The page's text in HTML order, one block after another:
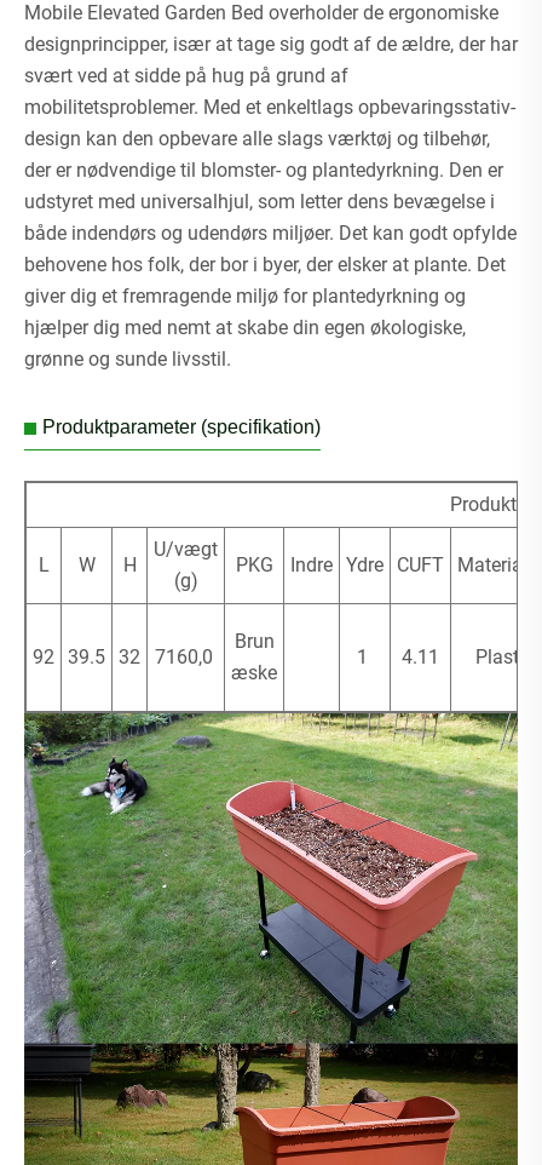
Mobile Elevated Garden Bed overholder de ergonomiske
designprincipper, især at tage sig godt af de ældre, der har
svært ved at sidde på hug på grund af
mobilitetsproblemer. Med et enkeltlags opbevaringsstativ-
design kan den opbevare alle slags værktøj og tilbehør,
der er nødvendige til blomster- og plantedyrkning. Den er
udstyret med universalhjul, som letter dens bevægelse i
både indendørs og udendørs miljøer. Det kan godt opfylde
behovene hos folk, der bor i byer, der elsker at plante. Det
giver dig et fremragende miljø for plantedyrkning og
hjælper dig med nemt at skabe din egen økologiske,
grønne og sunde livsstil.
Produktparameter (specifikation)
L W H
U/vægt
(g)
PKG Indre Ydre CUFT Materiale
92 39.5 32 7160,0
Brun
æske
1 4.11 Plast